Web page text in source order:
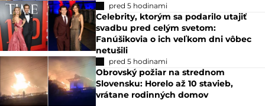
pred 5 hodinami
Celebrity, ktorým sa podarilo utajiť
svadbu pred celým svetom:
Fanúšikovia o ich veľkom dni vôbec
netušili
pred 5 hodinami
Obrovský požiar na strednom
Slovensku: Horelo až 10 stavieb,
vrátane rodinných domov